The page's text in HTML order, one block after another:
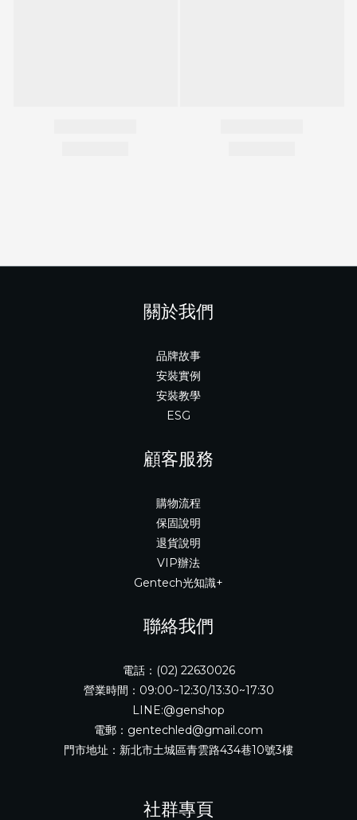
關於我們
品牌故事
安裝實例
安裝教學
ESG
顧客服務
購物流程
保固說明
退貨說明
VIP辦法
Gentech光知識+
聯絡我們
電話：(02) 22630026
營業時間：09:00~12:30/13:30~17:30
LINE:@genshop
電郵：gentechled@gmail.com
門市地址：新北市土城區青雲路434巷10號3樓
社群專頁